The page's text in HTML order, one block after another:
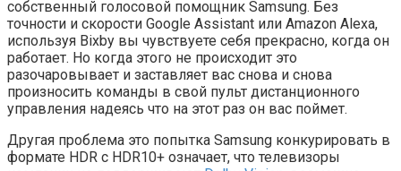
собственный голосовой помощник Samsung. Без
точности и скорости Google Assistant или Amazon Alexa,
используя Bixby вы чувствуете себя прекрасно, когда он
работает. Но когда этого не происходит это
разочаровывает и заставляет вас снова и снова
произносить команды в свой пульт дистанционного
управления надеясь что на этот раз он вас поймет.
Другая проблема это попытка Samsung конкурировать в
формате HDR с HDR10+ означает, что телевизоры